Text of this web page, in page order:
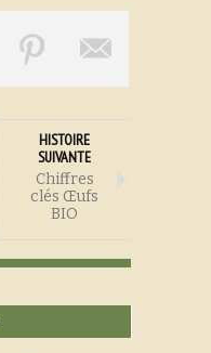
HISTOIRE
SUIVANTE
Chiffres
clés Œufs
BIO